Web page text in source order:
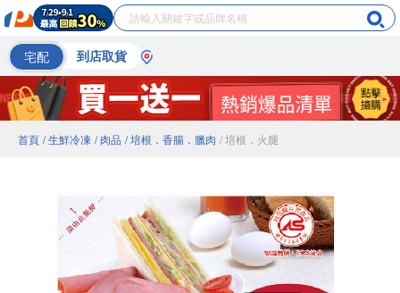
宅配 到店取貨
首頁 / 生鮮冷凍 / 肉品 / 培根．香腸．臘肉 / 培根．火腿